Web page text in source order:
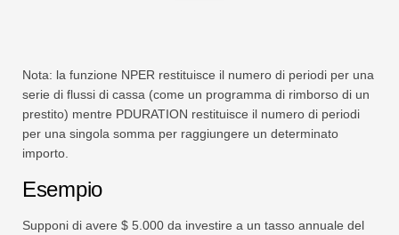
Nota: la funzione NPER restituisce il numero di periodi per una
serie di flussi di cassa (come un programma di rimborso di un
prestito) mentre PDURATION restituisce il numero di periodi
per una singola somma per raggiungere un determinato
importo.
Esempio
Supponi di avere $ 5.000 da investire a un tasso annuale del